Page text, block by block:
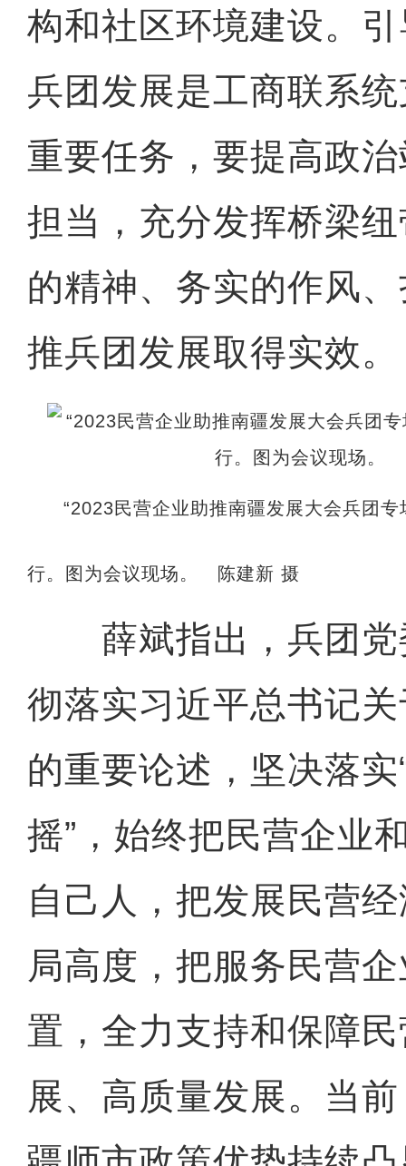
构和社区环境建设。
兵团发展是工商联系
重要任务，要提高政
担当，充分发挥桥梁
的精神、务实的作风
推兵团发展取得实效。
“2023民营企业助推南疆发展大会兵团
行。图为会议现场。 陈建新 摄
薛斌指出，兵团党
彻落实习近平总书记
的重要论述，坚决落
摇”，始终把民营企业
自己人，把发展民营
局高度，把服务民营
置，全力支持和保障
展、高质量发展。当